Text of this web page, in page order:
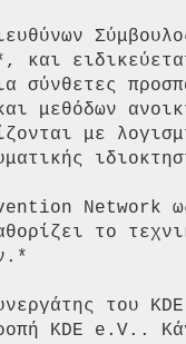
και
μεθόδων
με
Network
το
του
KDE e.V..